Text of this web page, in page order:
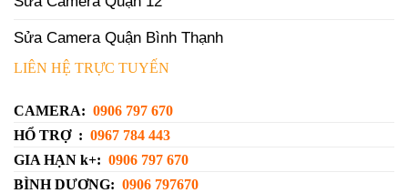
Sửa Camera Quận Bình Thạnh
LIÊN HỆ TRỰC TUYẾN
CAMERA: 0906 797 670
HỔ TRỢ : 0967 784 443
GIA HẠN k+: 0906 797 670
BÌNH DƯƠNG: 0906 797670